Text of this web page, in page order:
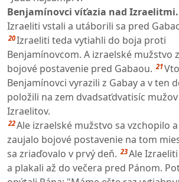
Benjamínovci víťazia nad
Izraeliti vstali a utáborili sa pred
20Izraeliti teda vytiahli do boja proti
Benjamínovcom. A izraelské mužstvo
bojové postavenie pred Gabaou. 21
Benjamínovci vyrazili z Gabay a v ten
položili na zem dvadsaťdvatisíc mužov
Izraelitov.
22Ale izraelské mužstvo sa vzchopilo
zaujalo bojové postavenie na tom
sa zriaďovalo v prvý deň. 23Ale
a plakali až do večera pred Pánom.